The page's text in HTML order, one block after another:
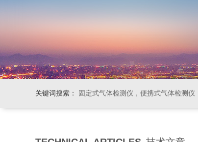
关键词搜索： 固定式气体检测仪，便携式气体检测仪，多合一气体检测仪